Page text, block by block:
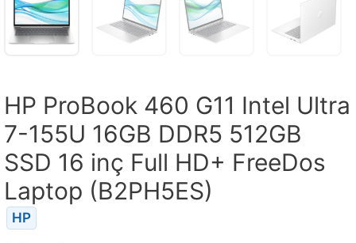
HP ProBook 460 G11 Intel Ultra
7-155U 16GB DDR5 512GB
SSD 16 inç Full HD+ FreeDos
Laptop (B2PH5ES)
HP